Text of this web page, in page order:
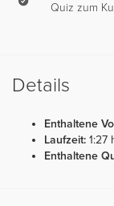
Quiz zum
Details
Enthaltene
Laufzeit: 1:27
Enthaltene